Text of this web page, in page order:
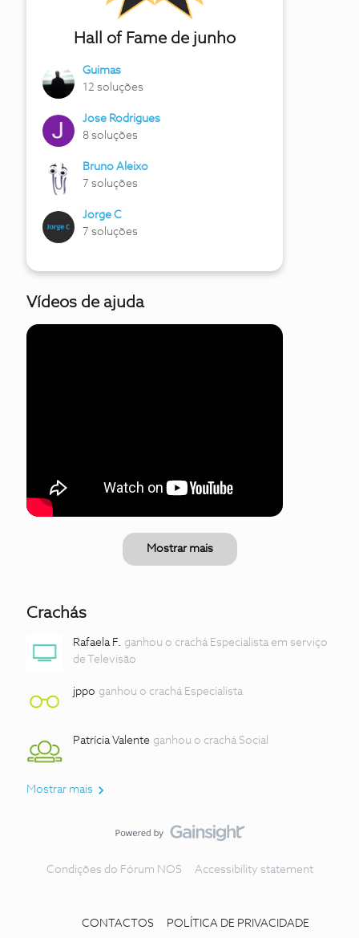
Hall of Fame de junho
Guimas
12 soluções
Jose Rodrigues
8 soluções
Bruno Aleixo
7 soluções
Jorge C
7 soluções
Vídeos de ajuda
Mostrar mais
Crachás
Rafaela F. ganhou o crachá Especialista em serviço
de Televisão
jppo ganhou o crachá Especialista
Patrícia Valente ganhou o crachá Social
Mostrar mais
Condições do Fórum NOS Accessibility statement
CONTACTOS POLÍTICA DE PRIVACIDADE